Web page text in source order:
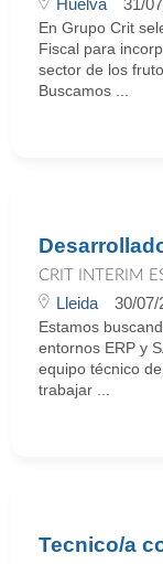
Huelva 31/
En Grupo Crit
Fiscal para
sector de los
Buscamos ...
CRIT INTERIM
Lleida 30/07/
Estamos
entornos ERP y
equipo técnico
trabajar ...
Tecnico/a